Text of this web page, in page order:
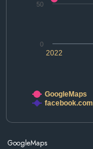
2022
0
50
GoogleMaps
facebook.com
GoogleMaps